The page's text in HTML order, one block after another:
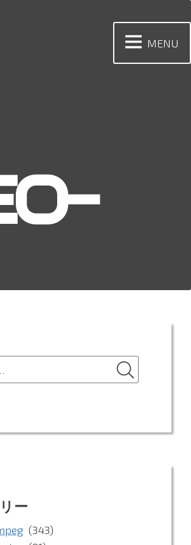
MENU
SEARCH
ー
(343)